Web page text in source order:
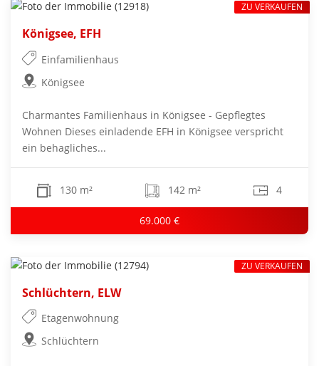
Königsee, EFH
Einfamilienhaus
Königsee
Charmantes Familienhaus in Königsee - Gepflegtes
Wohnen Dieses einladende EFH in Königsee verspricht
ein behagliches...
130 m² 142 m² 4
69.000 €
ZU VERKAUFEN
Schlüchtern, ELW
Etagenwohnung
Schlüchtern
ZU VERKAUFEN